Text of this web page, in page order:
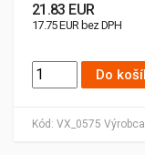
Kód: VX_0575
21.83 EUR
17.75 EUR bez DPH
Do